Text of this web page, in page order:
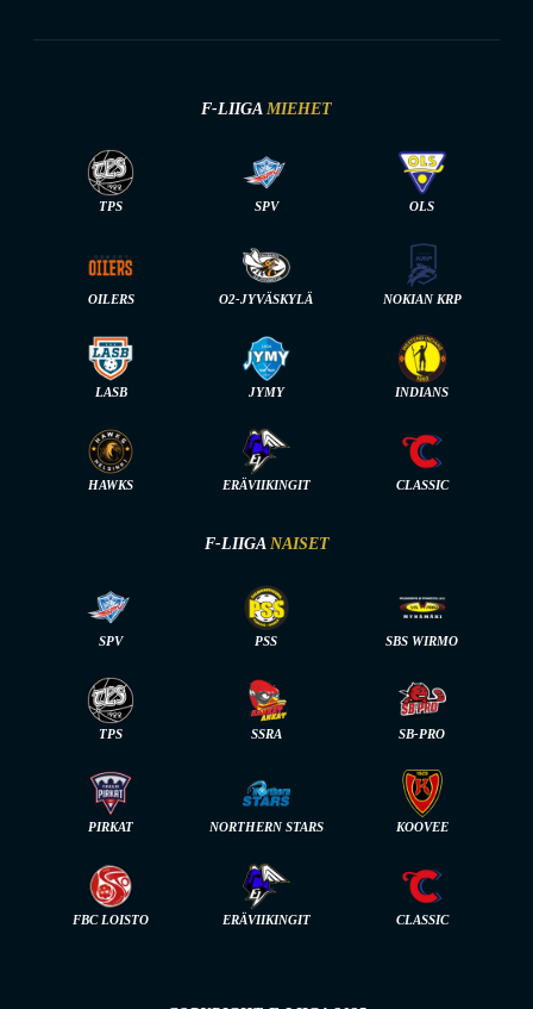
F-LIIGA MIEHET
TPS SPV OLS
OILERS O2-JYVÄSKYLÄ NOKIAN KRP
LASB JYMY INDIANS
HAWKS ERÄVIIKINGIT CLASSIC
F-LIIGA NAISET
SPV PSS SBS WIRMO
TPS SSRA SB-PRO
PIRKAT NORTHERN STARS KOOVEE
FBC LOISTO ERÄVIIKINGIT CLASSIC